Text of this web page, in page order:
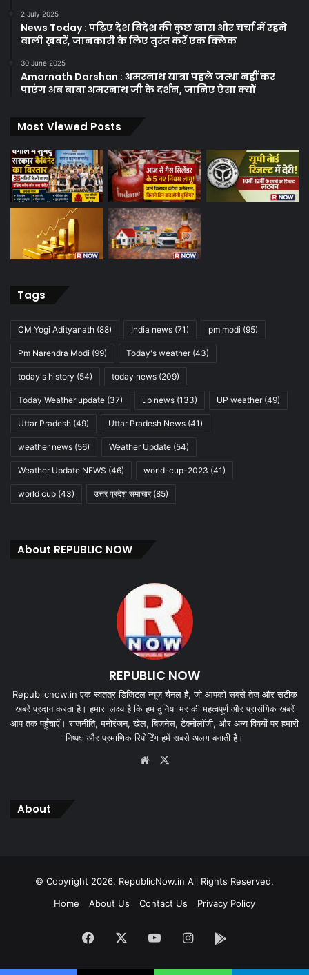
2 July 2025
News Today : पढ़िए देश विदेश की कुछ खास और चर्चा में रहने
वाली ख़बरें, जानकारी के लिए तुरंत करें एक क्लिक
30 June 2025
Amarnath Darshan : अमरनाथ यात्रा पहले जत्था नहीं कर
पाएंग अब बाबा अमरनाथ जी के दर्शन, जानिए ऐसा क्यों
Most Viewed Posts
Tags
CM Yogi Adityanath (88) India news (71) pm modi (95)
Pm Narendra Modi (99) Today's weather(43)
today's history (54) today news (209)
Today Weather update (37) up news (133) UP weather(49)
Uttar Pradesh (49) Uttar Pradesh News (41)
weather news (56) Weather Update (54)
Weather Update NEWS (46) world-cup-2023 (41)
world cup (43) उत्तर प्रदेश समाचार(85)
About REPUBLIC NOW
REPUBLIC NOW
Republicnow.in एक स्वतंत्र डिजिटल न्यूज़ चैनल है, जो आपको सबसे तेज और सटीक
खबरें प्रदान करता है। हमारा लक्ष्य है कि हम दुनिया भर की महत्वपूर्ण और प्रासंगिक खबरें
आप तक पहुँचाएँ। राजनीति, मनोरंजन, खेल, बिज़नेस, टेक्नोलॉजी, और अन्य विषयों पर हमारी
निष्पक्ष और प्रमाणिक रिपोर्टिंग हमें सबसे अलग बनाती है।
Website
About
© Copyright 2026, RepublicNow.in All Rights Reserved.
Home
About Us Contact Us Privacy Policy
Facebook YouTubeInstagram